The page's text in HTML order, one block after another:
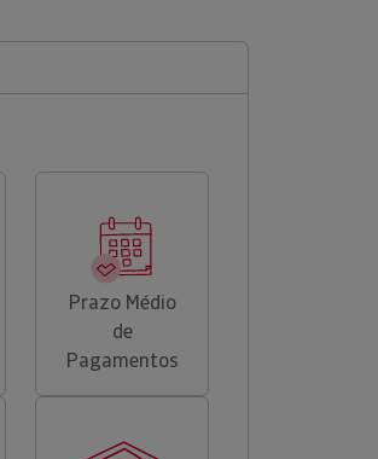
Prazo Médio
de
Pagamentos